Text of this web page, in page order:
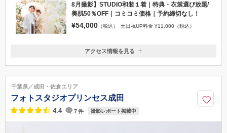
8月撮影】STUDIO和装１着｜特典・衣裳選び放題/
美肌50％OFF｜コミコミ価格｜予約締切なし！
¥54,000 （税込） 土日祝UP料金 ¥11,000（税込）
千葉県佐倉市大崎台1-4-5コートヤード101
アクセス情報を見る
千葉県／成田・佐倉エリア
フォトスタジオプリンセス成田
4.4 7件 撮影レポート掲載中